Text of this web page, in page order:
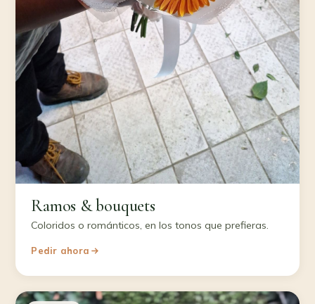
Ramos & bouquets
Coloridos o románticos, en los tonos que prefieras.
Pedir ahora